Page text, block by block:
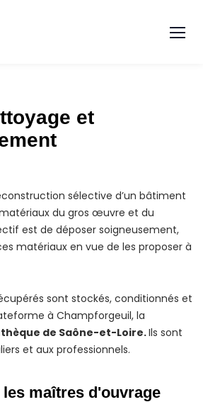
et
sélective d’un bâtiment
du gros œuvre et du
est de déposer soigneusement,
matériaux en vue de les proposer à
sont stockés, conditionnés et
à Champforgeuil, la
de Saône-et-Loire.Ils sont
et aux professionnels.
les maîtres d'ouvrage